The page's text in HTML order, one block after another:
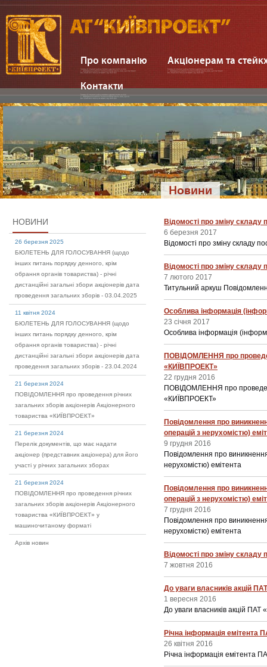
Про компанію
Акціонерам та
Контакти
Новини
Відомості про зміну складу
6 березня 2017
Відомості про зміну складу
Відомості про зміну складу
7 лютого 2017
Титульний аркуш
Особлива інформація
23 січня 2017
Особлива інформація
ПОВІДОМЛЕННЯ про
«КИЇВПРОЕКТ»
22 грудня 2016
ПОВІДОМЛЕННЯ про
«КИЇВПРОЕКТ»
Повідомлення про
операцій з нерухомістю)
9 грудня 2016
Повідомлення про
нерухомістю) емітента
Повідомлення про
операцій з нерухомістю)
7 грудня 2016
Повідомлення про
нерухомістю) емітента
Відомості про зміну складу
7 жовтня 2016
До уваги власників акцій
1 вересня 2016
До уваги власників акцій ПАТ
Річна інформація емітента
26 квітня 2016
Річна інформація емітента
НОВИНИ
26 березня 2025
БЮЛЕТЕНЬ ДЛЯ ГОЛОСУВАННЯ (щодо
інших питань порядку денного, крім
обрання органів товариства) - річні
дистанційні загальні збори акціонерів дата
проведення загальних зборів - 03.04.2025
11 квітня 2024
БЮЛЕТЕНЬ ДЛЯ ГОЛОСУВАННЯ (щодо
інших питань порядку денного, крім
обрання органів товариства) - річні
дистанційні загальні збори акціонерів дата
проведення загальних зборів - 23.04.2024
21 березня 2024
ПОВІДОМЛЕННЯ про проведення річних
загальних зборів акціонерів Акціонерного
товариства «КИЇВПРОЕКТ»
21 березня 2024
Перелік документів, що має надати
акціонер (представник акціонера) для його
участі у річних загальних зборах
21 березня 2024
ПОВІДОМЛЕННЯ про проведення річних
загальних зборів акціонерів Акціонерного
товариства «КИЇВПРОЕКТ» у
машиночитаному форматі
Архів новин